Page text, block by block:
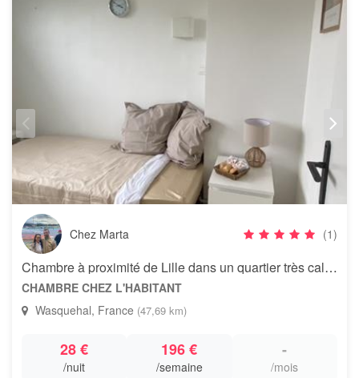
Chez Marta (1)
Chambre à proximité de Lille dans un quartier très calme
CHAMBRE CHEZ L'HABITANT
Wasquehal, France (47,69 km)
28 €
/nuit
196 €
/semaine
-
/mois